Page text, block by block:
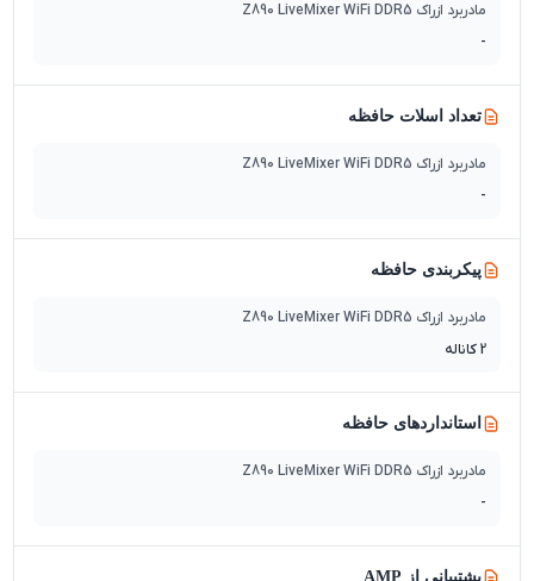
مادربرد ازراک Z890 LiveMixer WiFi DDR5
-
تعداد اسلات حافظه
مادربرد ازراک Z890 LiveMixer WiFi DDR5
-
پیکربندی حافظه
مادربرد ازراک Z890 LiveMixer WiFi DDR5
2 کاناله
استانداردهای حافظه
مادربرد ازراک Z890 LiveMixer WiFi DDR5
-
پشتیبانی از AMP